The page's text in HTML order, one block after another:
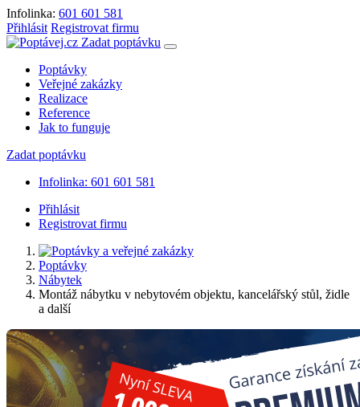
Infolinka: 601 601 581
Přihlásit Registrovat firmu
Zadat poptávku
Poptávky
Veřejné zakázky
Realizace
Reference
Jak to funguje
Zadat poptávku
Infolinka: 601 601 581
Přihlásit
Registrovat firmu
Poptávky
Nábytek
Montáž nábytku v nebytovém objektu, kancelářský stůl, židle
a další